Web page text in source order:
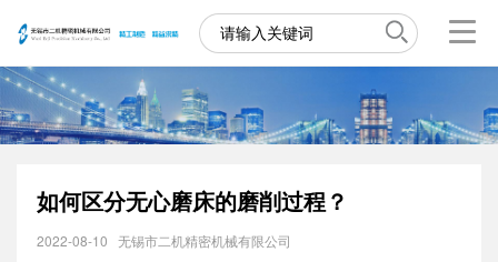
如何区分无心磨床的磨削过程？
2022-08-10 无锡市二机精密机械有限公司